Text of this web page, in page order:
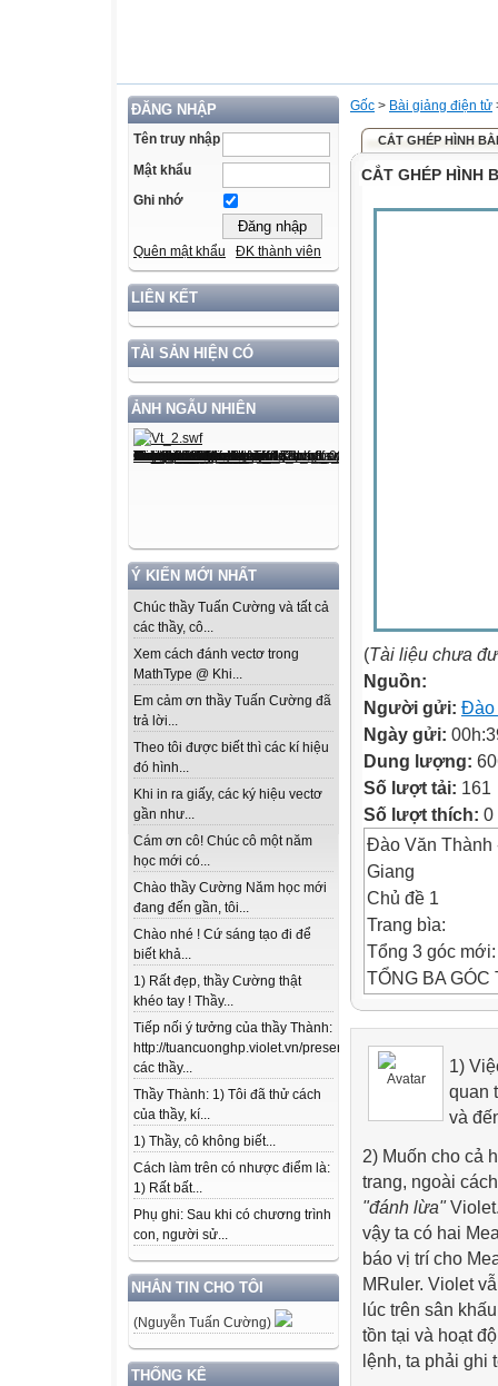
ĐĂNG NHẬP
Tên truy nhập
Mật khẩu
Ghi nhớ
Quên mật khẩu ĐK thành viên
LIÊN KẾT
TÀI SẢN HIỆN CÓ
ẢNH NGẪU NHIÊN
Ý KIẾN MỚI NHẤT
Chúc thầy Tuấn Cường và tất cả
các thầy, cô...
Xem cách đánh vectơ trong
MathType @ Khi...
Em cảm ơn thầy Tuấn Cường đã
trả lời...
Theo tôi được biết thì các kí hiệu
đó hình...
Khi in ra giấy, các ký hiệu vectơ
gần như...
Cám ơn cô! Chúc cô một năm
học mới có...
Chào thầy Cường Năm học mới
đang đến gần, tôi...
Chào nhé ! Cứ sáng tạo đi để
biết khả...
1) Rất đẹp, thầy Cường thật
khéo tay ! Thầy...
Tiếp nối ý tưởng của thầy Thành:
http://tuancuonghp.violet.vn/present/show/entry_id/
các thầy...
Thầy Thành: 1) Tôi đã thử cách
của thầy, kí...
1) Thầy, cô không biết...
Cách làm trên có nhược điểm là:
1) Rất bất...
Phụ ghi: Sau khi có chương trình
con, người sử...
NHẮN TIN CHO TÔI
(Nguyễn Tuấn Cường)
THỐNG KÊ
Gốc > Bài giảng điện tử
CẮT GHÉP HÌNH
CẮT GHÉP HÌNH
(Tài liệu chưa
Nguồn:
Người gửi: Đào
Ngày gửi:
Dung lượng:
Số lượt tải: 161
Số lượt thích: 0
Đào Văn Thành
Giang
Chủ đề 1
Trang bìa:
Tổng 3 góc mới:
TỔNG BA GÓC
CẮT ĐẾN ĐÂU
CẮT XONG
1)
quan
và
2) Muốn cho cả
trang, ngoài
"đánh lừa"
vậy ta có hai
báo vị trí cho
MRuler. Violet
lúc trên sân
tồn tại và hoạt
lệnh, ta phải ghi